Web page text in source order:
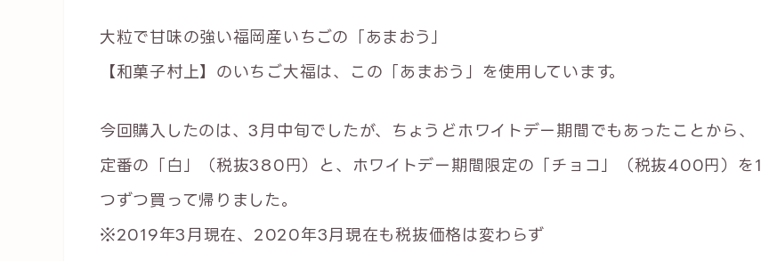
大粒で甘味の強い福岡産いちごの「あまおう」
【和菓子村上】のいちご大福は、この「あまおう」を使用しています。
今回購入したのは、3月中旬でしたが、ちょうどホワイトデー期間でもあったことから、
定番の「白」（税抜380円）と、ホワイトデー期間限定の「チョコ」（税抜400円）を1
つずつ買って帰りました。
※2019年3月現在、2020年3月現在も税抜価格は変わらず